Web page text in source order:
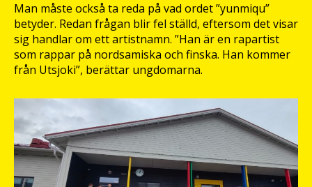
Man måste också ta reda på vad ordet ”yunmiqu”
betyder. Redan frågan blir fel ställd, eftersom det visar
sig handlar om ett artistnamn. ”Han är en rapartist
som rappar på nordsamiska och finska. Han kommer
från Utsjoki”, berättar ungdomarna.